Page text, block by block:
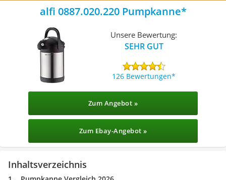
alfi 0887.020.220 Pumpkanne
Unsere Bewertung:
SEHR GUT
126 Bewertungen
Zum Angebot »
Zum Ebay-Angebot »
Inhaltsverzeichnis